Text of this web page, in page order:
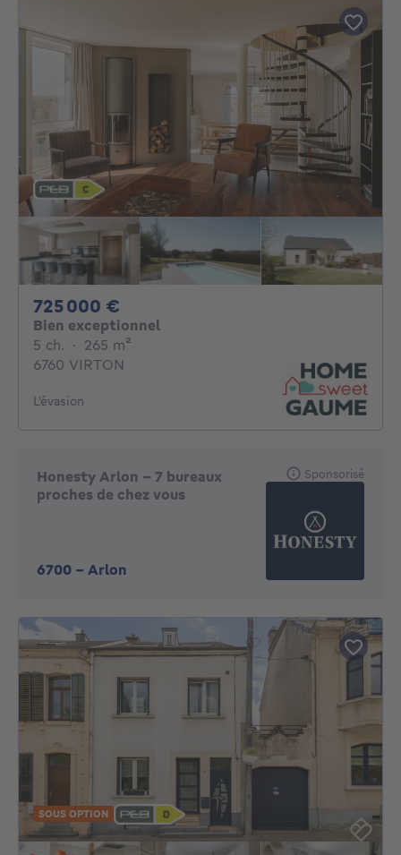
725 000 €
Bien exceptionnel
5 ch. 5 chambres
· 265 m²
6760 VIRTON
L'évasion
Honesty Arlon - 7 bureaux
proches de chez vous
6700 - Arlon
Sponsorisé
SOUS OPTION